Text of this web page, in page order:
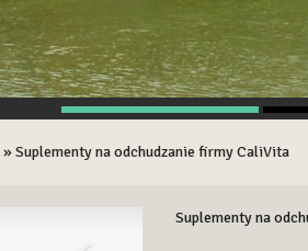
»Suplementy na odchudzanie firmy CaliVita
Suplementy na